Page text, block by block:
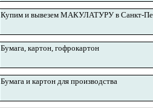
Купим и вывезем МАКУЛАТУРУ в Санкт-
Бумага, картон, гофрокартон
Бумага и картон для производства